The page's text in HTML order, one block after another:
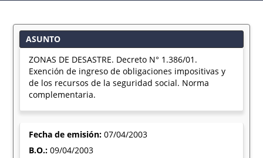
ASUNTO
ZONAS DE DESASTRE. Decreto N° 1.386/01.
Exención de ingreso de obligaciones impositivas y
de los recursos de la seguridad social. Norma
complementaria.
Fecha de emisión:07/04/2003
B.O.:09/04/2003